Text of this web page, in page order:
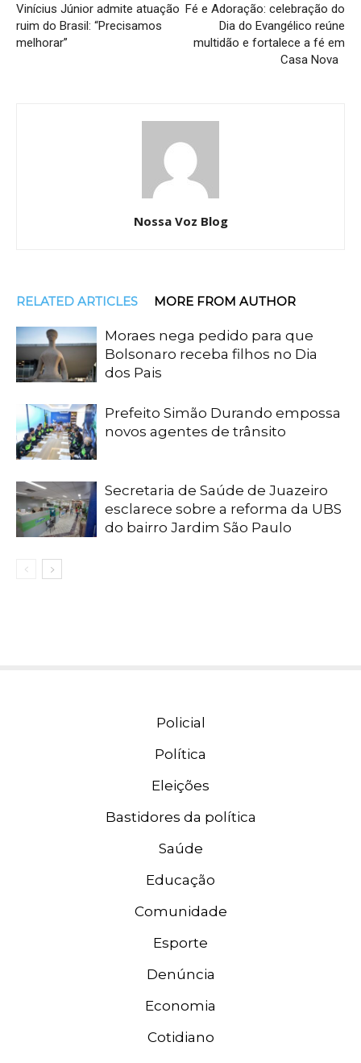
Vinícius Júnior admite atuação
ruim do Brasil: “Precisamos
melhorar”
Fé e Adoração: celebração do
Dia do Evangélico reúne
multidão e fortalece a fé em
Casa Nova
Nossa Voz Blog
RELATED ARTICLES MORE FROM AUTHOR
Moraes nega pedido para que
Bolsonaro receba filhos no Dia
dos Pais
Prefeito Simão Durando empossa
novos agentes de trânsito
Secretaria de Saúde de Juazeiro
esclarece sobre a reforma da UBS
do bairro Jardim São Paulo
Policial
Política
Eleições
Bastidores da política
Saúde
Educação
Comunidade
Esporte
Denúncia
Economia
Cotidiano